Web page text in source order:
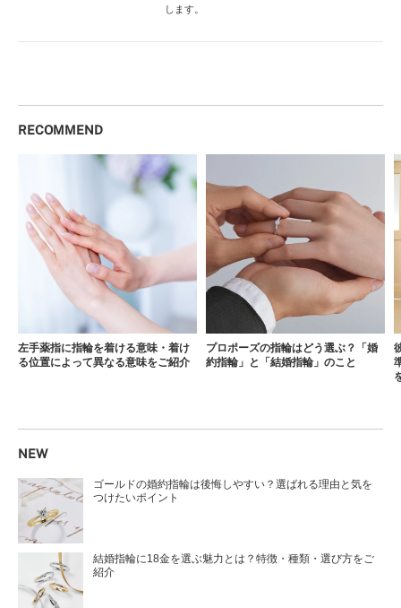
します。
RECOMMEND
左手薬指に指輪を着ける意味・着け
る位置によって異なる意味をご紹介
プロポーズの指輪はどう選ぶ？「婚
約指輪」と「結婚指輪」のこと
NEW
ゴールドの婚約指輪は後悔しやすい？選ばれる理由と気を
つけたいポイント
結婚指輪に18金を選ぶ魅力とは？特徴・種類・選び方をご
紹介